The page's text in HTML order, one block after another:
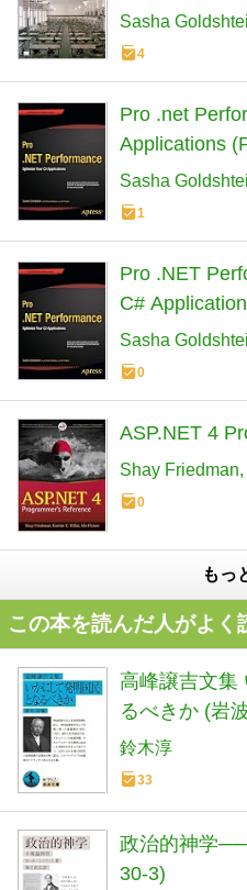
Sasha
4
Pro .net
Applications
Sasha
1
Pro .NET
C#
Sasha
0
ASP.NET 4
Shay Friedman
0
もっ
この本を読んだ人がよく
高峰譲吉文集
るべきか (岩
鈴木淳
33
政治的神学
30-3)